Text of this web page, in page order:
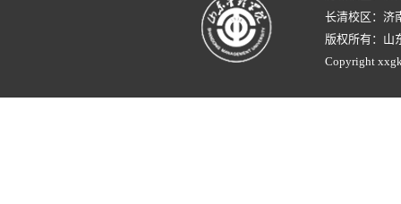
长清校区：
版权所有：山
Copyright